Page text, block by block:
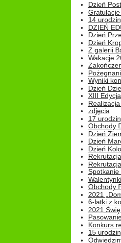
Dzień
14
DZIEŃ
Dzień
Dzień
Z galerii
Wakacje
Wyniki
Dzień
XIII
zdjęcia
17
Obchody
Dzień
Dzień
Dzień
Rekrutacja
Spotkanie
Obchody
2021
6-latki z
2021
Konkurs
15